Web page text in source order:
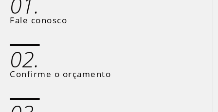
Fale conosco
02.
Confirme o orçamento